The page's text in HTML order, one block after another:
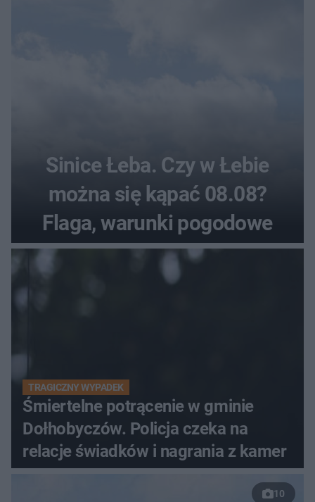
Sinice Łeba. Czy w Łebie
można się kąpać 08.08?
Flaga, warunki pogodowe
TRAGICZNY WYPADEK
Śmiertelne potrącenie w gminie
Dołhobyczów. Policja czeka na
relacje świadków i nagrania z kamer
10